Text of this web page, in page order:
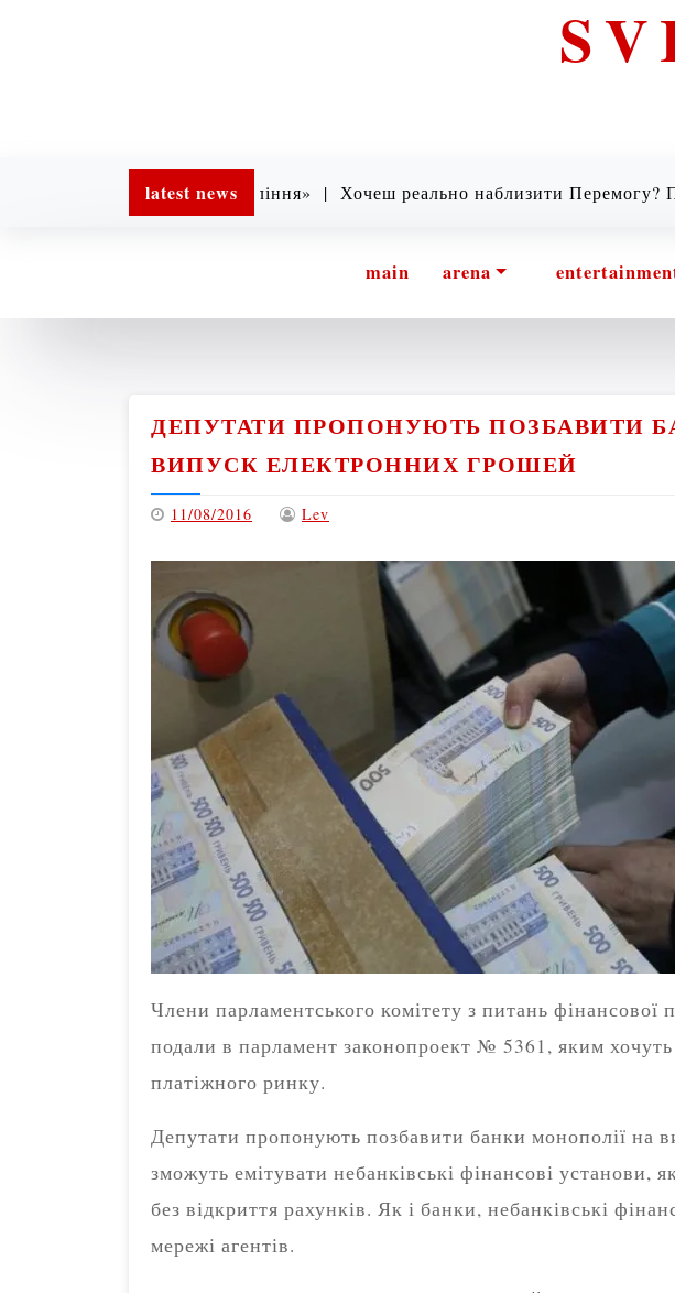
latest news
та прозоре управління» |Хочеш реально наблизити Перемогу?
main arena
ДЕПУТАТИ ПРОПОНУЮТЬ ПОЗБАВИТИ
ВИПУСК ЕЛЕКТРОННИХ ГРОШЕЙ
11/08/2016 Lev
Члени парламентського комітету з питань фінансової
подали в парламент законопроект № 5361, яким
платіжного ринку.
Депутати пропонують позбавити банки монополії на
зможуть емітувати небанківські фінансові установи,
без відкриття рахунків. Як і банки, небанківські
мережі агентів.